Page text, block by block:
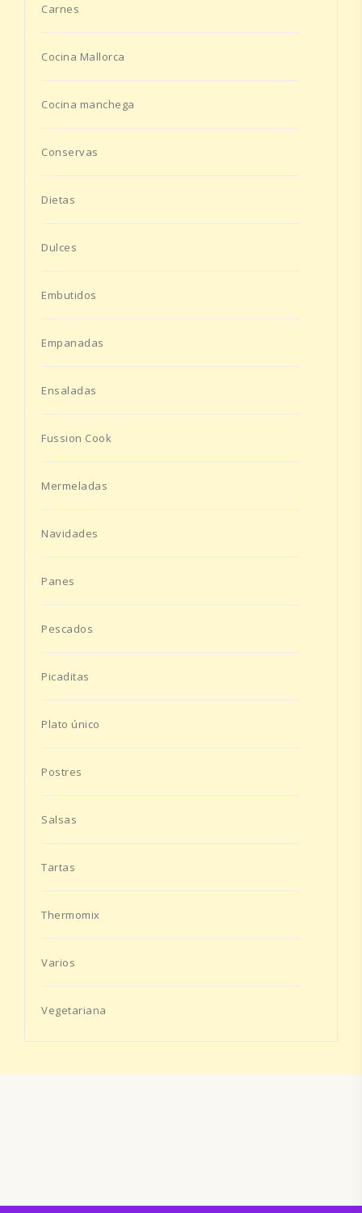
Carnes
Cocina Mallorca
Cocina manchega
Conservas
Dietas
Dulces
Embutidos
Empanadas
Ensaladas
Fussion Cook
Mermeladas
Navidades
Panes
Pescados
Picaditas
Plato único
Postres
Salsas
Tartas
Thermomix
Varios
Vegetariana